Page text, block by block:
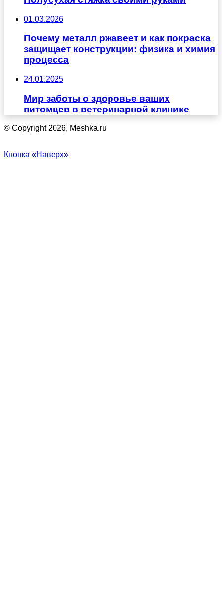
01.03.2026
Почему металл ржавеет и как покраска
защищает конструкции: физика и химия
процесса
24.01.2025
Мир заботы о здоровье ваших
питомцев в ветеринарной клинике
© Copyright 2026, Meshka.ru
Кнопка «Наверх»